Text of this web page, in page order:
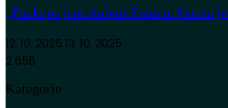
„Fuckups jsou koření Zrádců. Farma
12. 10. 2025 13. 10. 2025
2 658
Kategorie